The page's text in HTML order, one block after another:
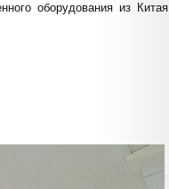
оборудования из Китая